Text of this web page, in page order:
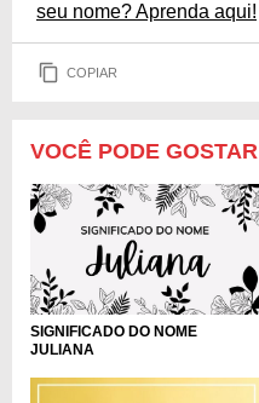
seu nome? Aprenda aqui!
COPIAR
VOCÊ PODE GOSTAR
SIGNIFICADO DO NOME
JULIANA